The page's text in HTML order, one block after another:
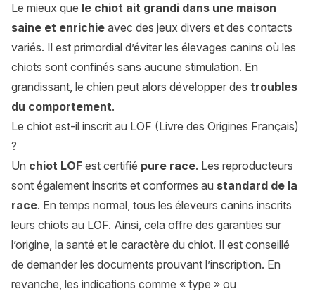
Le mieux que le chiot ait grandi dans une maison
saine et enrichie avec des jeux divers et des contacts
variés. Il est primordial d’éviter les élevages canins où les
chiots sont confinés sans aucune stimulation. En
grandissant, le chien peut alors développer des troubles
du comportement.
Le chiot est-il inscrit au LOF (Livre des Origines Français)
?
Un chiot LOF est certifié pure race. Les reproducteurs
sont également inscrits et conformes au standard de la
race. En temps normal, tous les éleveurs canins inscrits
leurs chiots au LOF. Ainsi, cela offre des garanties sur
l’origine, la santé et le caractère du chiot. Il est conseillé
de demander les documents prouvant l’inscription. En
revanche, les indications comme « type » ou